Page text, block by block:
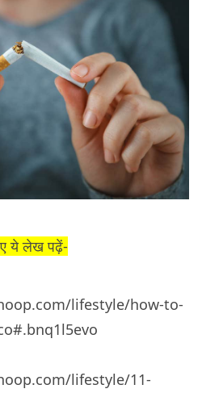
ये लेख पढ़ें-
lifestyle/how-to-
lifestyle/11-